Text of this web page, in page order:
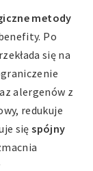
metody
Po
się na
alergenów z
redukuje
sięspójny